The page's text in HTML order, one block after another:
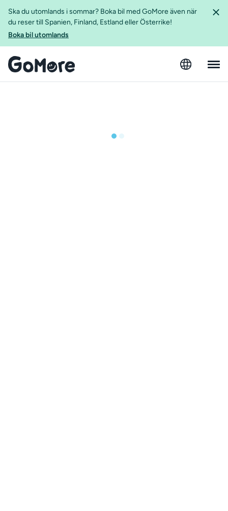
Ska du utomlands i sommar? Boka bil med GoMore även när
du reser till Spanien, Finland, Estland eller Österrike!
Boka bil utomlands